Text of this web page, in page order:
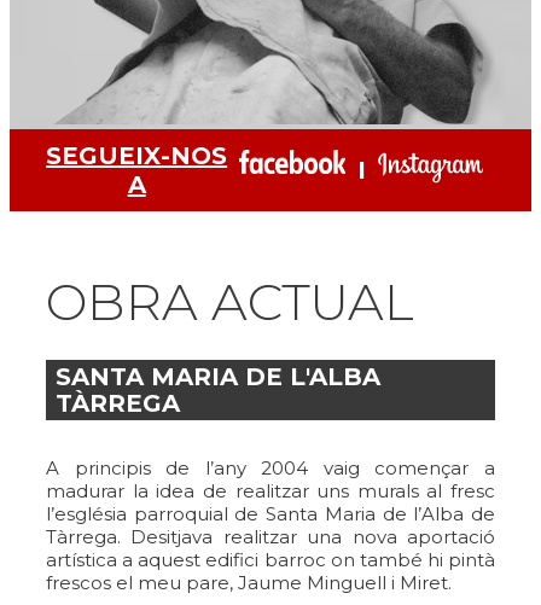
SEGUEIX-NOS
A
I
OBRA ACTUAL
SANTA MARIA DE L'ALBA
TÀRREGA
A principis de l’any 2004 vaig començar a
madurar la idea de realitzar uns murals al fresc
l’església parroquial de Santa Maria de l’Alba de
Tàrrega. Desitjava realitzar una nova aportació
artística a aquest edifici barroc on també hi pintà
frescos el meu pare, Jaume Minguell i Miret.